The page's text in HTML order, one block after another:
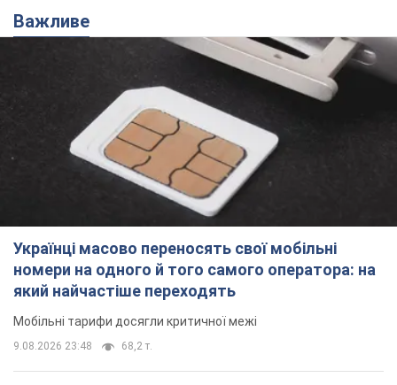
Важливе
Українці масово переносять свої мобільні
номери на одного й того самого оператора: на
який найчастіше переходять
Мобільні тарифи досягли критичної межі
9.08.2026 23:48 68,2 т.